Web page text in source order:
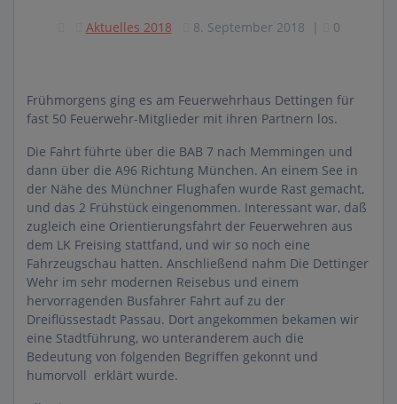
Aktuelles 2018 8. September 2018 | 0
Frühmorgens ging es am Feuerwehrhaus Dettingen für
fast 50 Feuerwehr-Mitglieder mit ihren Partnern los.
Die Fahrt führte über die BAB 7 nach Memmingen und
dann über die A96 Richtung München. An einem See in
der Nähe des Münchner Flughafen wurde Rast gemacht,
und das 2 Frühstück eingenommen. Interessant war, daß
zugleich eine Orientierungsfahrt der Feuerwehren aus
dem LK Freising stattfand, und wir so noch eine
Fahrzeugschau hatten. Anschließend nahm Die Dettinger
Wehr im sehr modernen Reisebus und einem
hervorragenden Busfahrer Fahrt auf zu der
Dreiflüssestadt Passau. Dort angekommen bekamen wir
eine Stadtführung, wo unteranderem auch die
Bedeutung von folgenden Begriffen gekonnt und
humorvoll erklärt wurde.